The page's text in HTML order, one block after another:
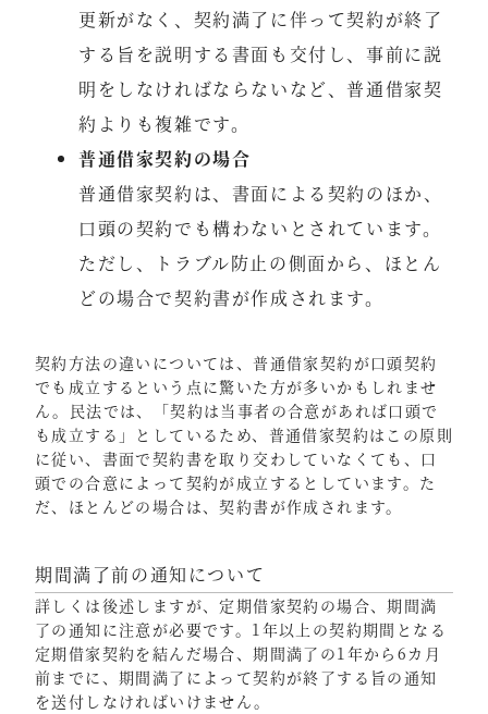
更新がなく、契約満了に伴って契約が終了
する旨を説明する書面も交付し、事前に説
明をしなければならないなど、普通借家契
約よりも複雑です。
普通借家契約の場合
普通借家契約は、書面による契約のほか、
口頭の契約でも構わないとされています。
ただし、トラブル防止の側面から、ほとん
どの場合で契約書が作成されます。
契約方法の違いについては、普通借家契約が口頭契約
でも成立するという点に驚いた方が多いかもしれませ
ん。民法では、「契約は当事者の合意があれば口頭で
も成立する」としているため、普通借家契約はこの原則
に従い、書面で契約書を取り交わしていなくても、口
頭での合意によって契約が成立するとしています。た
だ、ほとんどの場合は、契約書が作成されます。
期間満了前の通知について
詳しくは後述しますが、定期借家契約の場合、期間満
了の通知に注意が必要です。1年以上の契約期間となる
定期借家契約を結んだ場合、期間満了の1年から6カ月
前までに、期間満了によって契約が終了する旨の通知
を送付しなければいけません。